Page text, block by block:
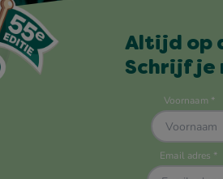
Altijd op
Schrijf je